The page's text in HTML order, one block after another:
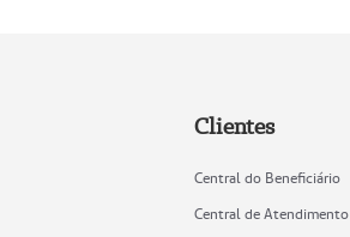
Clientes
Central do Beneficiário
Central de Atendimento